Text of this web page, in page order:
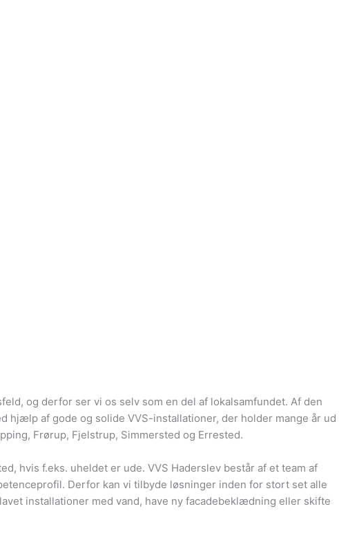
og derfor ser vi os selv som en del af lokalsamfundet. Af den
hjælp af gode og solide VVS-installationer, der holder mange år ud
Frørup, Fjelstrup, Simmersted og Errested.
hvis f.eks. uheldet er ude. VVS Haderslev består af et team af
Derfor kan vi tilbyde løsninger inden for stort set alle
installationer med vand, have ny facadebeklædning eller skifte